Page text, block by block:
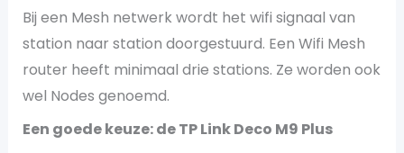
Bij een Mesh netwerk wordt het wifi signaal van
station naar station doorgestuurd. Een Wifi Mesh
router heeft minimaal drie stations. Ze worden ook
wel Nodes genoemd.
Een goede keuze: de TP Link Deco M9 Plus